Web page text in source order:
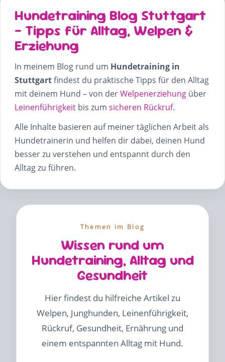
Hundetraining Blog Stuttgart
– Tipps für Alltag, Welpen &
Erziehung
In meinem Blog rund um Hundetraining in
Stuttgartfindest du praktische Tipps für den Alltag
mit deinem Hund – von derWelpenerziehung über
Leinenführigkeit bis zum sicheren Rückruf.
Alle Inhalte basieren auf meiner täglichen Arbeit als
Hundetrainerin und helfen dir dabei, deinen Hund
besser zu verstehen und entspannt durch den
Alltag zu führen.
Themen im Blog
Wissen rund um
Hundetraining, Alltag und
Gesundheit
Hier findest du hilfreiche Artikel zu
Welpen, Junghunden, Leinenführigkeit,
Rückruf, Gesundheit, Ernährung und
einem entspannten Alltag mit Hund.